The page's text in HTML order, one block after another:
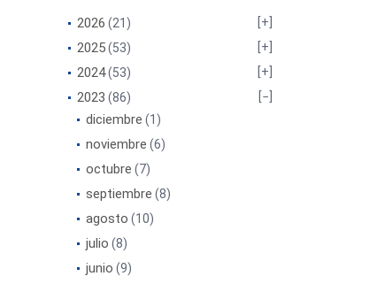
2026 (21)
2025(53)
2024(53)
2023 (86)
diciembre (1)
noviembre (6)
octubre (7)
septiembre (8)
agosto (10)
julio (8)
junio (9)